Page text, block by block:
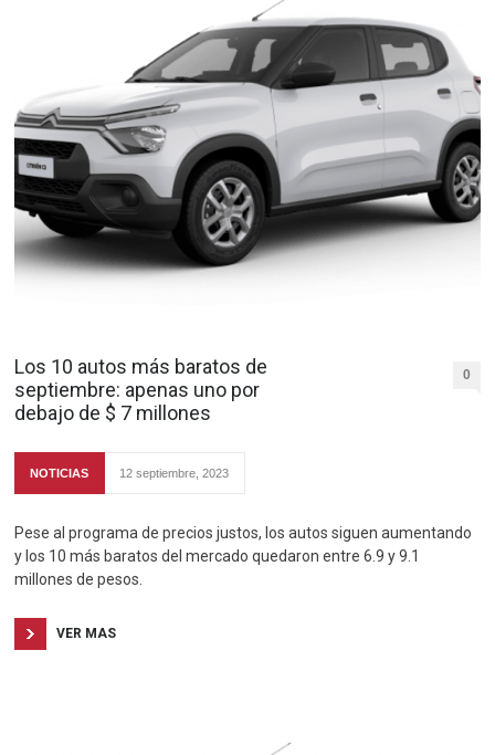
Los 10 autos más baratos de
septiembre: apenas uno por
debajo de $ 7 millones
0
NOTICIAS 12 septiembre, 2023
Pese al programa de precios justos, los autos siguen aumentando
y los 10 más baratos del mercado quedaron entre 6.9 y 9.1
millones de pesos.
VER MAS